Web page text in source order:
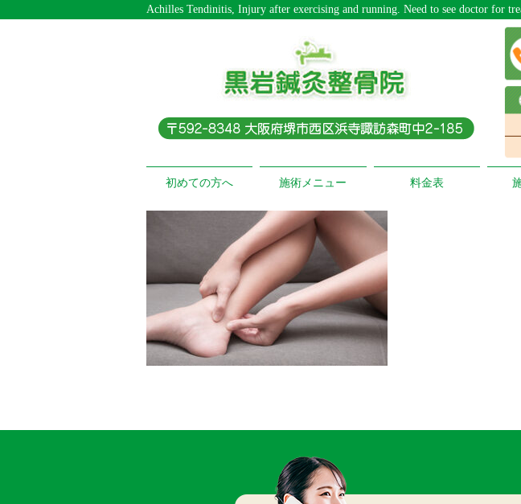
Achilles Tendinitis, Injury after exercising and running. Need to see doctor
初めての方へ 施術メニュー 料金表